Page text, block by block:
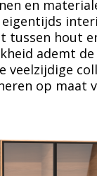
en
tussen hout
ademt
veelzijdige
op maat